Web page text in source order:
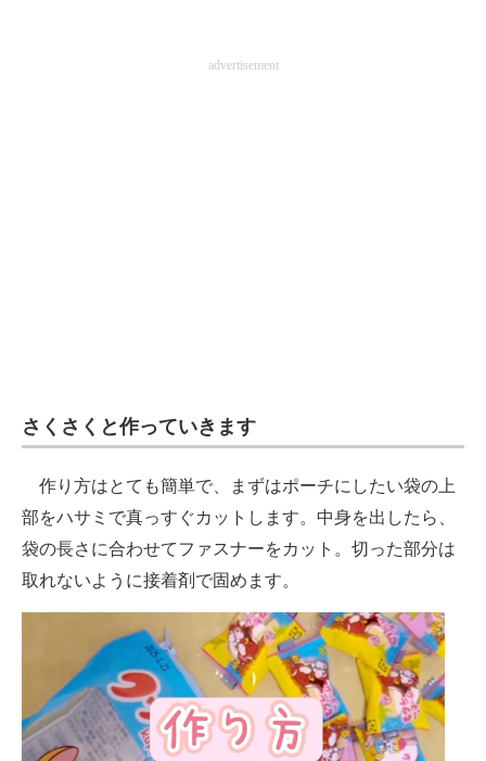
advertisement
さくさくと作っていきます
作り方はとても簡単で、まずはポーチにしたい袋の上
部をハサミで真っすぐカットします。中身を出したら、
袋の長さに合わせてファスナーをカット。切った部分は
取れないように接着剤で固めます。